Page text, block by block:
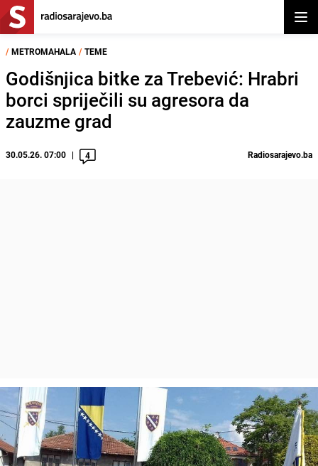
/ METROMAHALA / TEME
Godišnjica bitke za Trebević: Hrabri
borci spriječili su agresora da
zauzme grad
30.05.26. 07:00 4 Radiosarajevo.ba